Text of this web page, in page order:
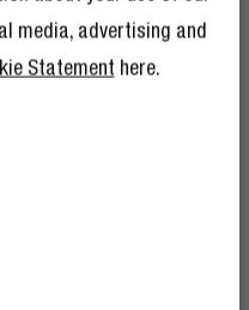
media, advertising and
Statement here.